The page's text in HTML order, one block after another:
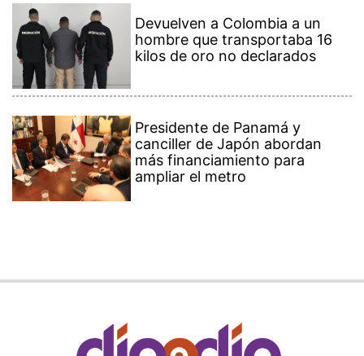
Devuelven a Colombia a un
hombre que transportaba 16
kilos de oro no declarados
Presidente de Panamá y
canciller de Japón abordan
más financiamiento para
ampliar el metro